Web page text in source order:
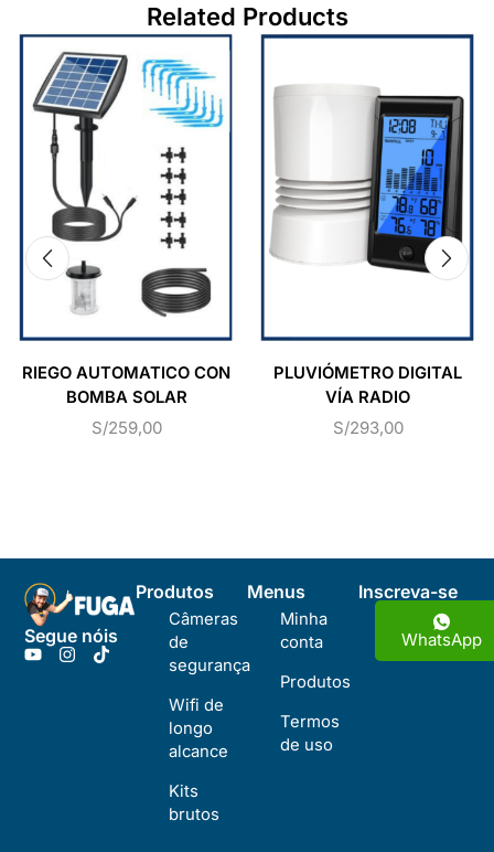
Related Products
RIEGO AUTOMATICO CON
BOMBA SOLAR
S/259,00
PLUVIÓMETRO DIGITAL
VÍA RADIO
S/293,00
Segue nóis
Produtos
Câmeras
de
segurança
Wifi de
longo
alcance
Kits
brutos
Menus
Minha
conta
Produtos
Termos
de uso
Inscreva-se
WhatsApp